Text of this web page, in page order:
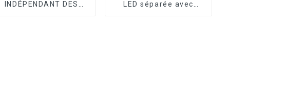
INDÉPENDANT DES
LED séparée avec